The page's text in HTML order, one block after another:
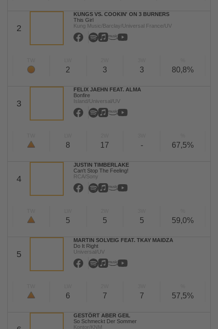
2
KUNGS VS. COOKIN' ON 3 BURNERS
This Girl
Kung Music/Barclay/Universal France/UV
2 3 3 80,8%
3
FELIX JAEHN FEAT. ALMA
Bonfire
Island/Universal/UV
8 17 - 67,5%
4
JUSTIN TIMBERLAKE
Can't Stop The Feeling!
RCA/Sony
5 5 5 59,0%
5
MARTIN SOLVEIG FEAT. TKAY MAIDZA
Do It Right
Universal/UV
6 7 7 57,5%
GESTÖRT ABER GEIL
So Schmeckt Der Sommer
Kontor/KNM